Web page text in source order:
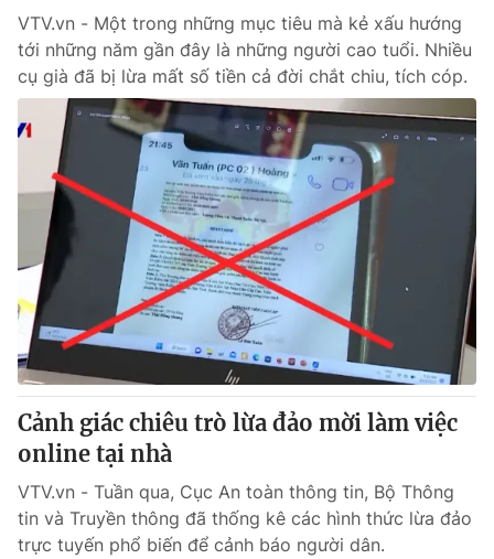
VTV.vn - Một trong những mục tiêu mà kẻ xấu hướng
tới những năm gần đây là những người cao tuổi. Nhiều
cụ già đã bị lừa mất số tiền cả đời chắt chiu, tích cóp.
Cảnh giác chiêu trò lừa đảo mời làm việc
online tại nhà
VTV.vn - Tuần qua, Cục An toàn thông tin, Bộ Thông
tin và Truyền thông đã thống kê các hình thức lừa đảo
trực tuyến phổ biến để cảnh báo người dân.